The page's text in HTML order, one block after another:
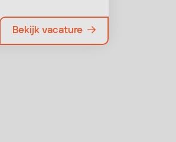
Bekijk vacature